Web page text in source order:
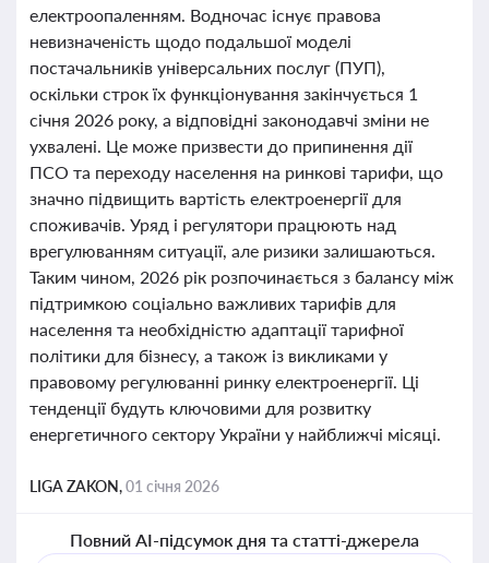
електроопаленням. Водночас існує правова
невизначеність щодо подальшої моделі
постачальників універсальних послуг (ПУП),
оскільки строк їх функціонування закінчується 1
січня 2026 року, а відповідні законодавчі зміни не
ухвалені. Це може призвести до припинення дії
ПСО та переходу населення на ринкові тарифи, що
значно підвищить вартість електроенергії для
споживачів. Уряд і регулятори працюють над
врегулюванням ситуації, але ризики залишаються.
Таким чином, 2026 рік розпочинається з балансу між
підтримкою соціально важливих тарифів для
населення та необхідністю адаптації тарифної
політики для бізнесу, а також із викликами у
правовому регулюванні ринку електроенергії. Ці
тенденції будуть ключовими для розвитку
енергетичного сектору України у найближчі місяці.
LIGA ZAKON,01 січня 2026
Повний AI-підсумок дня та статті-джерела